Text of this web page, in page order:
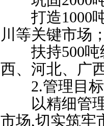
打造1000吨
川等关键市场
扶持500吨
西、河北、广
2.管理目标
以精细管理
市场,切实筑牢